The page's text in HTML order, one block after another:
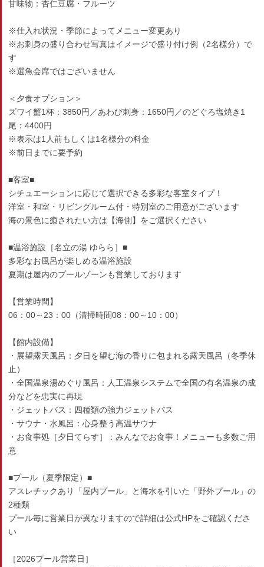
甘味物：杏仁豆腐・フルーツ
※仕入れ状況・季節によってメニュー変更あり
※お刺身の盛り合わせ写真はイメージで盛り付け例（2名様分）で
す
※選魚会席ではございません
＜夕食オプション＞
ズワイ蟹1杯：3850円／あわび刺身：1650円／のどぐろ塩焼き1
尾：4400円
※表示は1人前もしくは1名様分の料金
※前日までに要予約
■客室■
シチュエーションに応じて選択できる多彩な客室タイプ！
洋室・和室・リビングルーム付・特別室のご用意がございます
海の景色に癒されたい方は【海側】をご選択ください
■温浴施設［名立の湯 ゆらら］■
多彩なお風呂が楽しめる温浴施設
夏期は屋内のプールゾーンも営業しております
【営業時間】
06：00～23：00（清掃時間08：00～10：00）
【館内設備】
・展望露天風呂：夕日を望む海の香りに包まれる露天風呂（冬季休
止）
・全国温泉湯めぐり風呂：人工温泉システムで全国の有名温泉の成
分などを忠実に再現
・ジェットバス：四種類の強力ジェットバス
・サウナ・水風呂：心身整う高温サウナ
・お食事処［夕日てらす］：みんなでお食事！メニューも多数ご用
意
■プール（夏季限定）■
アスレチックあり「屋内プール」と海水を引いた「野外プール」の
2種類
プール毎に営業日が異なりますので詳細は公式HPをご確認くださ
い
［2026プール営業日］